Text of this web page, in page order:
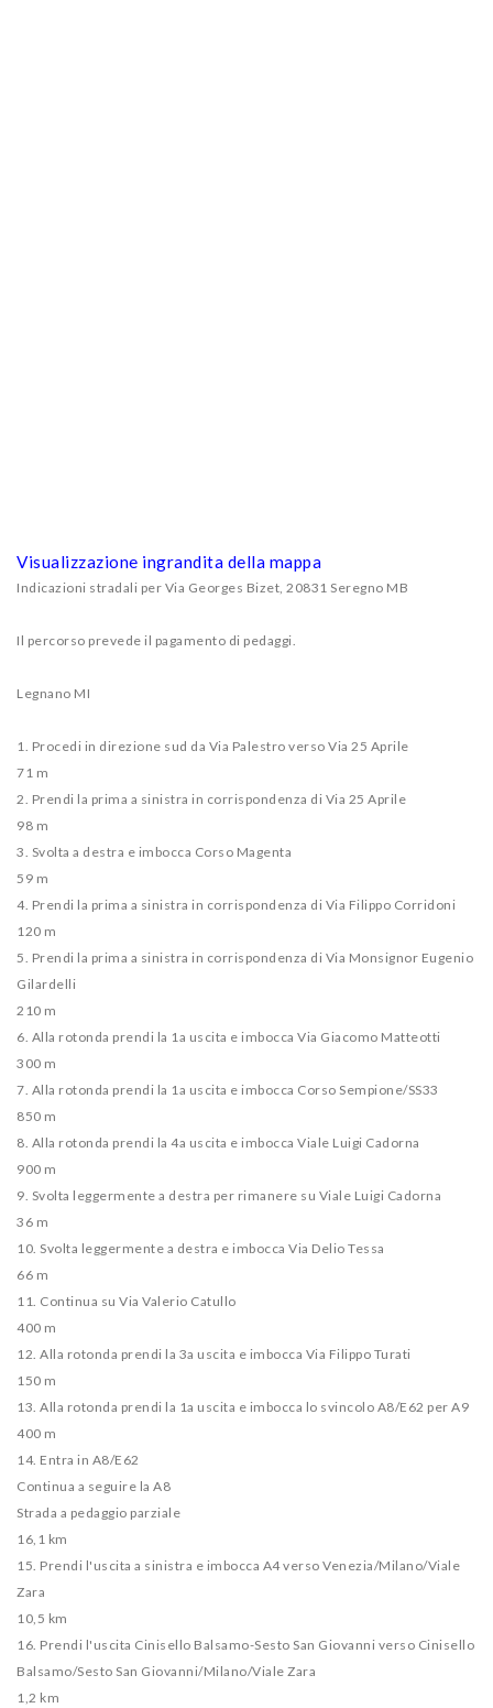
Visualizzazione ingrandita della mappa
Indicazioni stradali per Via Georges Bizet, 20831 Seregno MB
Il percorso prevede il pagamento di pedaggi.
Legnano MI
1. Procedi in direzione sud da Via Palestro verso Via 25 Aprile
71 m
2. Prendi la prima a sinistra in corrispondenza di Via 25 Aprile
98 m
3. Svolta a destra e imbocca Corso Magenta
59 m
4. Prendi la prima a sinistra in corrispondenza di Via Filippo Corridoni
120 m
5. Prendi la prima a sinistra in corrispondenza di Via Monsignor Eugenio
Gilardelli
210 m
6. Alla rotonda prendi la 1a uscita e imbocca Via Giacomo Matteotti
300 m
7. Alla rotonda prendi la 1a uscita e imbocca Corso Sempione/​SS33
850 m
8. Alla rotonda prendi la 4a uscita e imbocca Viale Luigi Cadorna
900 m
9. Svolta leggermente a destra per rimanere su Viale Luigi Cadorna
36 m
10. Svolta leggermente a destra e imbocca Via Delio Tessa
66 m
11. Continua su Via Valerio Catullo
400 m
12. Alla rotonda prendi la 3a uscita e imbocca Via Filippo Turati
150 m
13. Alla rotonda prendi la 1a uscita e imbocca lo svincolo A8/​E62 per A9
400 m
14. Entra in A8/​E62
Continua a seguire la A8
Strada a pedaggio parziale
16,1 km
15. Prendi l'uscita a sinistra e imbocca A4 verso Venezia/​Milano/​Viale
Zara
10,5 km
16. Prendi l'uscita Cinisello Balsamo-Sesto San Giovanni verso Cinisello
Balsamo/​Sesto San Giovanni/​Milano/​Viale Zara
1,2 km